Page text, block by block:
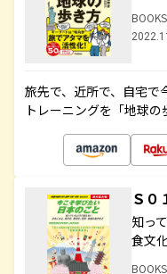
旅先で、近所で、自宅で
トレーニングを「地球
Ｓ
知っ
食文